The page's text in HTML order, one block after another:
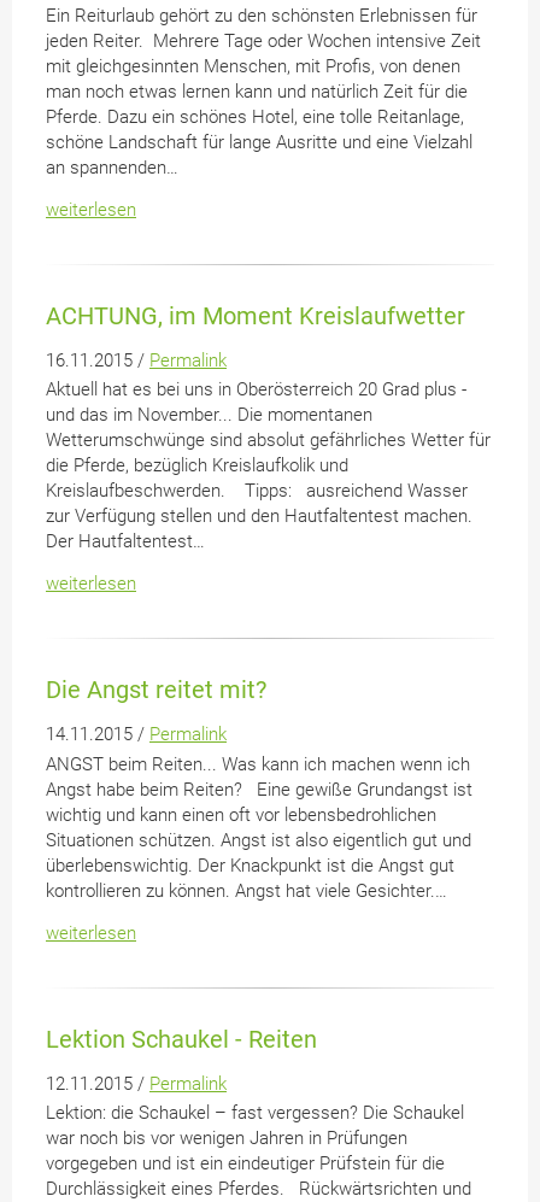
Ein Reiturlaub gehört zu den schönsten Erlebnissen für
jeden Reiter. Mehrere Tage oder Wochen intensive Zeit
mit gleichgesinnten Menschen, mit Profis, von denen
man noch etwas lernen kann und natürlich Zeit für die
Pferde. Dazu ein schönes Hotel, eine tolle Reitanlage,
schöne Landschaft für lange Ausritte und eine Vielzahl
an spannenden…
weiterlesen
ACHTUNG, im Moment Kreislaufwetter
16.11.2015 / Permalink
Aktuell hat es bei uns in Oberösterreich 20 Grad plus -
und das im November... Die momentanen
Wetterumschwünge sind absolut gefährliches Wetter für
die Pferde, bezüglich Kreislaufkolik und
Kreislaufbeschwerden. Tipps: ausreichend Wasser
zur Verfügung stellen und den Hautfaltentest machen.
Der Hautfaltentest…
weiterlesen
Die Angst reitet mit?
14.11.2015 / Permalink
ANGST beim Reiten... Was kann ich machen wenn ich
Angst habe beim Reiten? Eine gewiße Grundangst ist
wichtig und kann einen oft vor lebensbedrohlichen
Situationen schützen. Angst ist also eigentlich gut und
überlebenswichtig. Der Knackpunkt ist die Angst gut
kontrollieren zu können. Angst hat viele Gesichter.…
weiterlesen
Lektion Schaukel - Reiten
12.11.2015 / Permalink
Lektion: die Schaukel – fast vergessen? Die Schaukel
war noch bis vor wenigen Jahren in Prüfungen
vorgegeben und ist ein eindeutiger Prüfstein für die
Durchlässigkeit eines Pferdes. Rückwärtsrichten und